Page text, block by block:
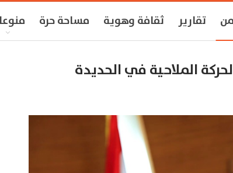
تقارير ثقافة وهوية مساحة حرة
الملاحية في الحديدة